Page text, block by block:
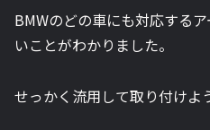
BMWのどの車にも対応する
いことがわかりました。
せっかく流用して取り付けよ